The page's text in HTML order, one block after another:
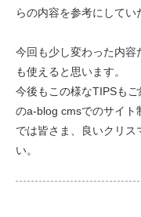
らの内容を参考にしてい
今回も少し変わった内容
も使えると思います。
今後もこの様なTIPSも
のa-blog cmsでのサイト
では皆さま、良いクリス
い。